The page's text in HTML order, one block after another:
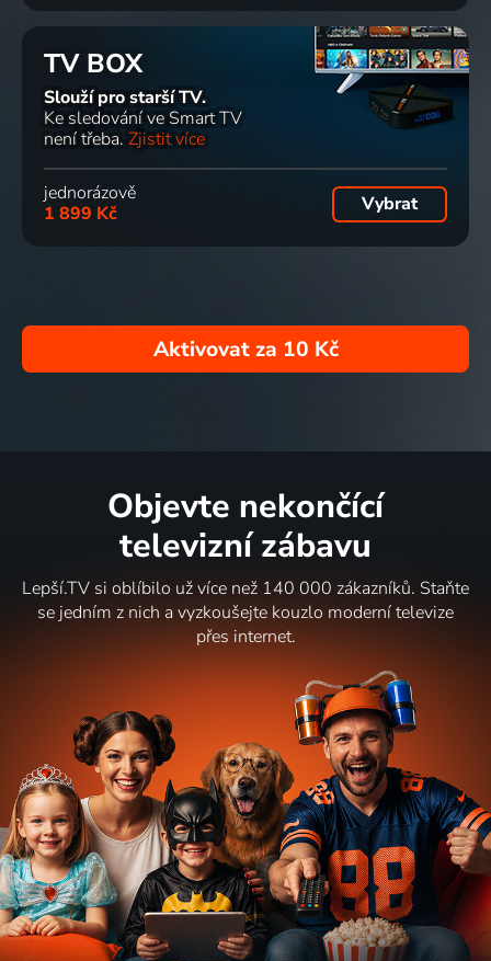
TV BOX
Slouží pro starší TV.
Ke sledování ve Smart TV
není třeba. Zjistit více
jednorázově
1 899 Kč
Vybrat
Aktivovat za 10 Kč
Objevte nekončící
televizní zábavu
Lepší.TV si oblíbilo už více než 140 000 zákazníků. Staňte
se jedním z nich a vyzkoušejte kouzlo moderní televize
přes internet.